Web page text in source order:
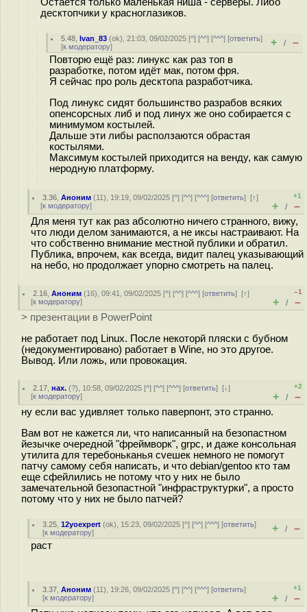
десктопчики у красноглазиков.
5.48 ,Ivan_83 (ok), 21:03, 09/02/2025 [^] [^^] [^^^] [ответить]
[к модератору] + / –
Повторю ещё раз: линукс как раз топ в
разработке, потом идёт мак, потом фря.
Я сейчас про роль десктопа разработчика.
Под линукс сидят большинство разрабов всяких
опенсорсных либ и под линух же оно собирается с
минимумом костылей.
Дальше эти либы расползаются обрастая
костылями.
Максимум костылей приходится на венду, как самую
неродную платформу.
3.36 ,Аноним (11), 19:19, 09/02/2025 [^] [^^] [^^^] [ответить][↑]
[к модератору]
+1
+ / –
Для меня тут как раз абсолютно ничего странного, вижу,
что люди делом занимаются, а не иксы настраивают. На
что собственно внимание местной публики и обратил.
Публика, впрочем, как всегда, видит палец указывающий
на небо, но продолжает упорно смотреть на палец.
2.16 ,Аноним (16), 09:41, 09/02/2025 [^] [^^] [^^^] [ответить][↑]
[к модератору]
–1
+ / –
> презентации в PowerPoint
не работает под Linux. После некоторй пляски с бубном
(недокументировано) работает в Wine, но это другое.
Вывод. Или ложь, или провокация.
2.17 ,нах. (?), 10:58, 09/02/2025 [^] [^^] [^^^] [ответить][↓]
[к модератору]
+2
+ / –
ну если вас удивляет только паверпонт, это странно.
Вам вот не кажется ли, что написанный на безопастном
йезычке очередной "фреймворк", grpc, и даже консольная
утилита для теребоньканья cveшек немного не помогут
патчу самому себя написать, и что debian/gentoo кто там
еще сфейлились не потому что у них не было
замечательной безопастной "инфраструктурки", а просто
потому что у них не было патчей?
3.25 ,12yoexpert (ok), 15:23, 09/02/2025 [^] [^^] [^^^] [ответить]
[к модератору] + / –
раст
3.37 ,Аноним (11), 19:26, 09/02/2025 [^] [^^] [^^^] [ответить]
[к модератору]
+1
+ / –